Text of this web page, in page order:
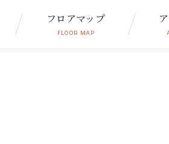
フロアマップ
FLOOR MAP